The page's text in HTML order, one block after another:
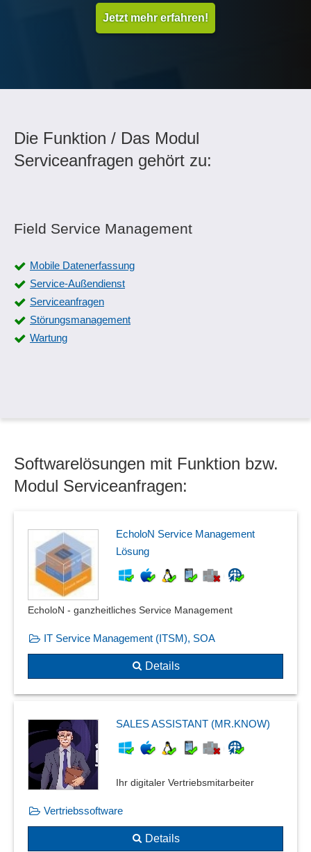
Jetzt mehr erfahren!
Die Funktion / Das Modul
Serviceanfragen gehört zu:
Field Service Management
Mobile Datenerfassung
Service-Außendienst
Serviceanfragen
Störungsmanagement
Wartung
Softwarelösungen mit Funktion bzw.
Modul Serviceanfragen:
EcholoN Service Management
Lösung
EcholoN - ganzheitliches Service Management
IT Service Management (ITSM), SOA
Details
SALES ASSISTANT (MR.KNOW)
Ihr digitaler Vertriebsmitarbeiter
Vertriebssoftware
Details